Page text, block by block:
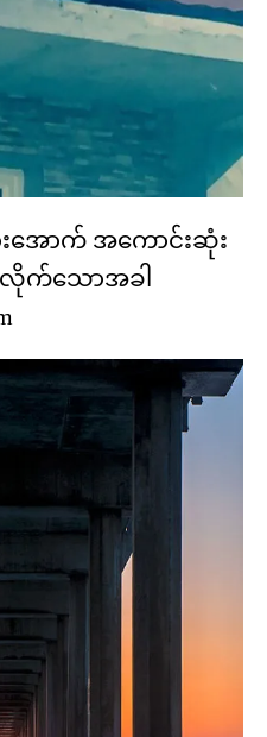
အောက် အကောင်းဆုံး
လိုက်သောအခါ